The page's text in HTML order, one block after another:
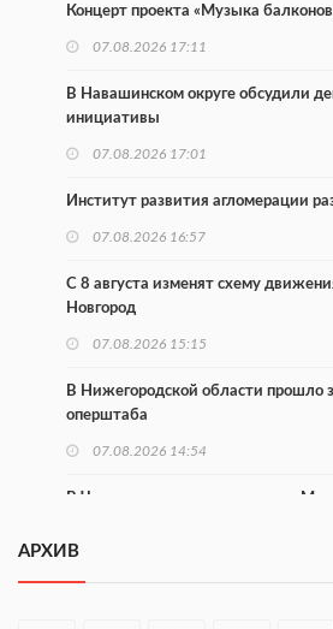
Концерт проекта «Музыка
07.08.2026 17:11
В Навашинском округе обсудили
инициативы
07.08.2026 17:01
Институт развития агломерации
07.08.2026 16:57
С 8 августа изменят схему
Новгород
07.08.2026 15:15
В Нижегородской области прошло
оперштаба
07.08.2026 14:54
В Чкаловске спустили на воду
В Нижегородской области выбрали
АРХИВ